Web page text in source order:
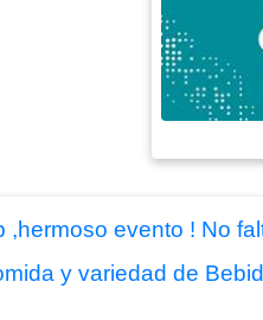
,hermoso evento ! No
y variedad de